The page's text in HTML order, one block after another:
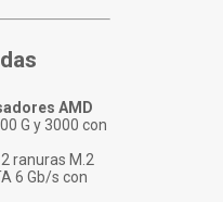
AMD
G y 3000 con
2 ranuras M.2
6 Gb/s con